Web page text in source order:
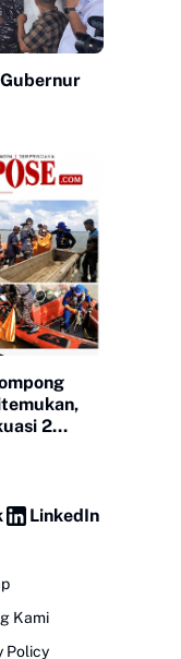
2
LinkedIn
Kami
Policy